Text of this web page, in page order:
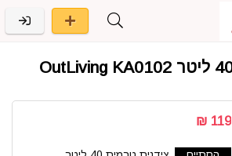
119 ₪